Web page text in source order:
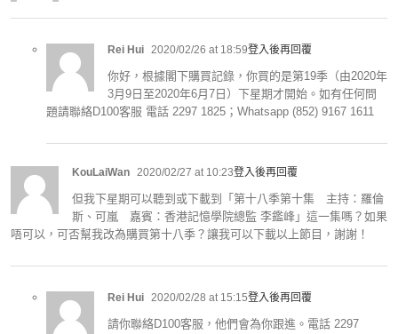
Rei Hui 2020/02/26 at 18:59登入後再回覆
你好，根據閣下購買記錄，你買的是第19季（由2020年
3月9日至2020年6月7日）下星期才開始。如有任何問
題請聯絡D100客服 電話 2297 1825；Whatsapp (852) 9167 1611
KouLaiWan 2020/02/27 at 10:23登入後再回覆
但我下星期可以聽到或下載到「第十八季第十集 主持：羅倫
斯、可嵐 嘉賓：香港記憶學院總監 李鑑峰」這一集嗎？如果
唔可以，可否幫我改為購買第十八季？讓我可以下載以上節目，謝謝！
Rei Hui 2020/02/28 at 15:15登入後再回覆
請你聯絡D100客服，他們會為你跟進。電話 2297